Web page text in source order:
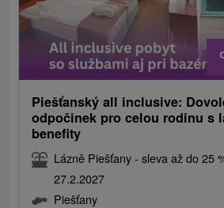
Piešťanský all inclusive:
odpočinek pro celou rodinu s
benefity
Lázně Piešťany - sleva až do 25
27.2.2027
Piešťany